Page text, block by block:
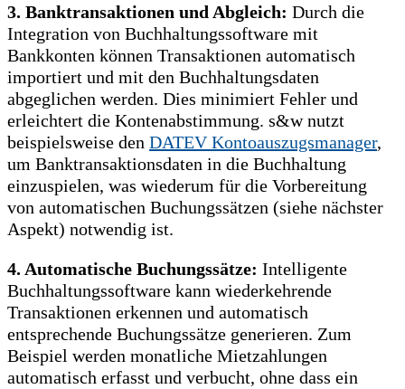
3. Banktransaktionen und Abgleich: Durch die
Integration von Buchhaltungssoftware mit
Bankkonten können Transaktionen automatisch
importiert und mit den Buchhaltungsdaten
abgeglichen werden. Dies minimiert Fehler und
erleichtert die Kontenabstimmung. s&w nutzt
beispielsweise den DATEV Kontoauszugsmanager,
um Banktransaktionsdaten in die Buchhaltung
einzuspielen, was wiederum für die Vorbereitung
von automatischen Buchungssätzen (siehe nächster
Aspekt) notwendig ist.
4. Automatische Buchungssätze: Intelligente
Buchhaltungssoftware kann wiederkehrende
Transaktionen erkennen und automatisch
entsprechende Buchungssätze generieren. Zum
Beispiel werden monatliche Mietzahlungen
automatisch erfasst und verbucht, ohne dass ein